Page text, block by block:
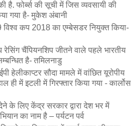
है. फोर्ब्स की सूची में जिस व्यवसायी की
गया है- मुकेश अंबानी
कप 2018 का एम्बेसडर नियुक्त किया-
रेसिंग चैंपियनशिप जीतने वाले पहले भारतीय
है- तमिलनाडु
हेलीकाप्टर सौदा मामले में वांछित यूरोपीय
ही में इटली में गिरफ्तार किया गया - कार्लोस
के लिए केंद्र सरकार द्वारा देश भर में
का नाम है – पर्यटन पर्व